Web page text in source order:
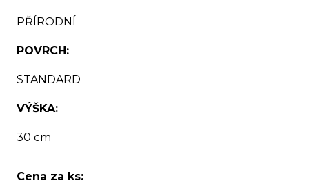
PŘÍRODNÍ
POVRCH:
STANDARD
VÝŠKA:
30 cm
Cena za ks: